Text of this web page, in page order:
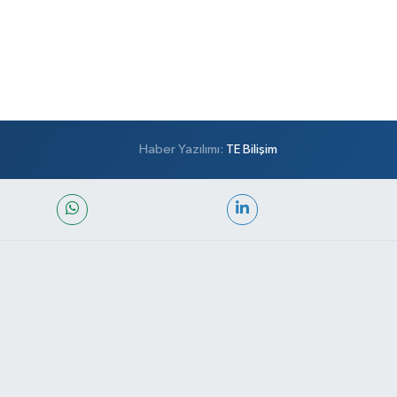
Haber Yazılımı: TE Bilişim